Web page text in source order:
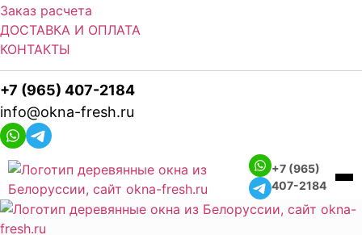
Заказ расчета
ДОСТАВКА И ОПЛАТА
КОНТАКТЫ
+7 (965) 407-2184
info@okna-fresh.ru
+7 (965)
407-2184